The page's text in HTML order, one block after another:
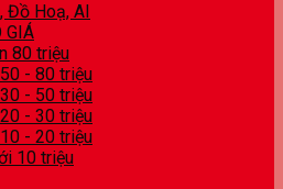
Đồ Hoạ, AI
GIÁ
80 triệu
- 80 triệu
- 50 triệu
- 30 triệu
- 20 triệu
10 triệu